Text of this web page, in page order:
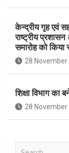
केन्द्रीय गृह एवं
राष्ट्रीय
समारोह को किया
28
शिक्षा विभाग का
28